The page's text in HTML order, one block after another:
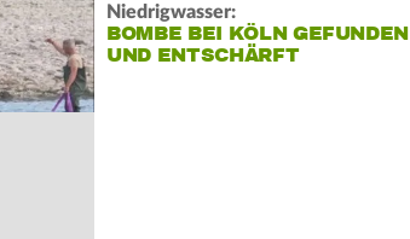
Niedrigwasser:
BOMBE BEI KÖLN GEFUNDEN
UND ENTSCHÄRFT